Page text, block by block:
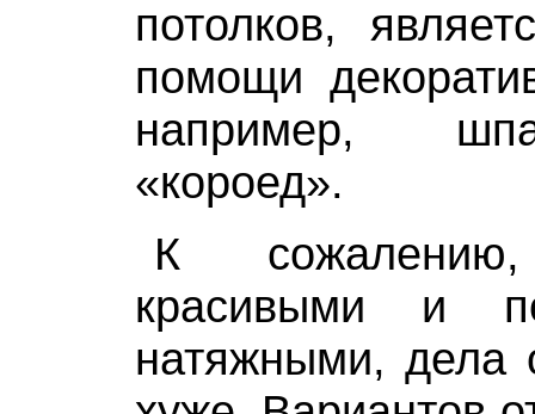
потолков,
помощи
например,
«короед».
К
красивыми и
натяжными, дела